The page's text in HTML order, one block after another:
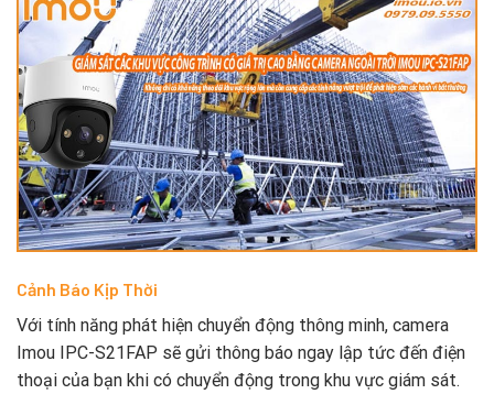
Cảnh Báo Kịp Thời
Với tính năng phát hiện chuyển động thông minh, camera
Imou IPC-S21FAP sẽ gửi thông báo ngay lập tức đến điện
thoại của bạn khi có chuyển động trong khu vực giám sát.